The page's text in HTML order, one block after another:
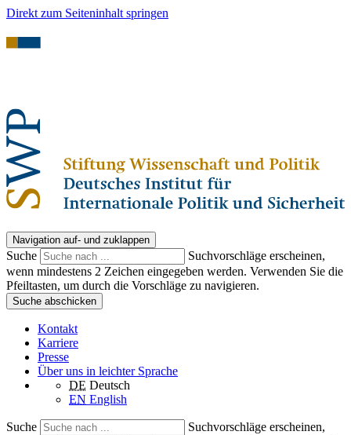
Direkt zum Seiteninhalt springen
Navigation auf- und zuklappen
Suche
Suchvorschläge erscheinen,
wenn mindestens 2 Zeichen eingegeben werden. Verwenden Sie die
Pfeiltasten, um durch die Vorschläge zu navigieren.
Suche abschicken
Kontakt
Karriere
Presse
Über uns in leichter Sprache
DE Deutsch
EN English
Suche
Suchvorschläge erscheinen,